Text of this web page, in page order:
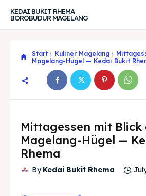
KEDAI BUKIT RHEMA
BOROBUDUR MAGELANG
Start Kuliner Magelang
Magelang-Hügel — Kedai Bukit
Mittagessen mit Blick
Magelang-Hügel —
Rhema
By Kedai Bukit Rhema